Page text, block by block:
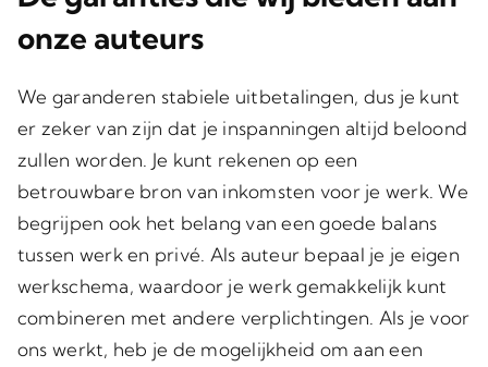
onze auteurs
We garanderen stabiele uitbetalingen, dus je kunt
er zeker van zijn dat je inspanningen altijd beloond
zullen worden. Je kunt rekenen op een
betrouwbare bron van inkomsten voor je werk. We
begrijpen ook het belang van een goede balans
tussen werk en privé. Als auteur bepaal je je eigen
werkschema, waardoor je werk gemakkelijk kunt
combineren met andere verplichtingen. Als je voor
ons werkt, heb je de mogelijkheid om aan een